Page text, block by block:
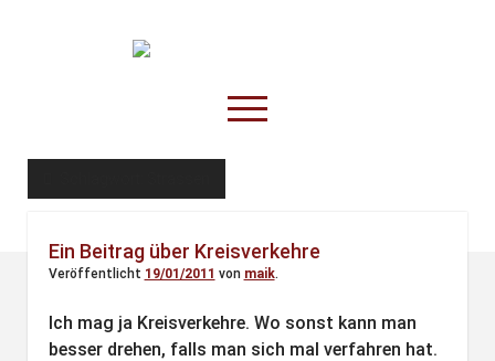
TruckOnline.de
open
menu
facebook
threads
Spesenliste
Disposition
Ein Beitrag über Kreisverkehre
Veröffentlicht 19/01/2011 von maik.
Ich mag ja Kreisverkehre. Wo sonst kann man
besser drehen, falls man sich mal verfahren hat.